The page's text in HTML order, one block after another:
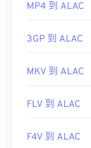
MP4 到 ALAC
3GP 到 ALAC
MKV 到 ALAC
FLV 到 ALAC
F4V 到 ALAC